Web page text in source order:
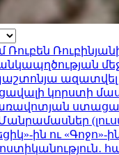
Ռուբինյանի
կորստի
առավոտյան
ին ու